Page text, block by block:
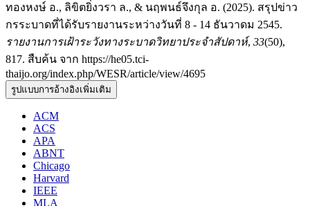
ทองหงษ์ อ., ลิขิตยิ่งวรา ล., & นฤพนธ์จึงกุล อ. (2025). สรุปข่าว
กรระบาดที่ได้รับรายงานระหว่างวันที่ 8 - 14 ธันวาดม 2545.
รายงานการเฝ้าระวังทางระบาดวิทยาประจำสัปดาห์, 33(50),
817. สืบค้น จาก https://he05.tci-
thaijo.org/index.php/WESR/article/view/4695
รูปแบบการอ้างอิงเพิ่มเติม
ACM
ACS
APA
ABNT
Chicago
Harvard
IEEE
MLA